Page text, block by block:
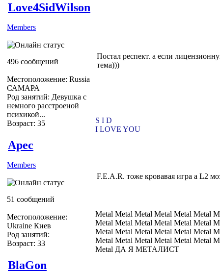
Love4SidWilson
Members
496 сообщений
Местоположение: Russia
САМАРА
Род занятий: Девушка с
немного расстроеной
психикой...
Возраст: 35
Постал респект. а если
тема)))
S I D
I LOVE YOU
Apec
Members
51 сообщений
Местоположение:
Ukraine Киев
Род занятий:
Возраст: 33
F.E.A.R. тоже кровавая игра а L2
Metal Metal Metal Metal Metal Metal
Metal Metal Metal Metal Metal Metal
Metal Metal Metal Metal Metal Metal
Metal Metal Metal Metal Metal Metal
Metal ДА Я МЕТАЛИСТ
BlaGon